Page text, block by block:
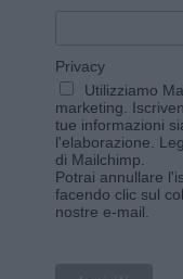
Privacy
Utilizziamo
marketing.
tue informazioni
l'elaborazione.
di Mailchimp
Potrai annullare
facendo clic sul
nostre e-mail.